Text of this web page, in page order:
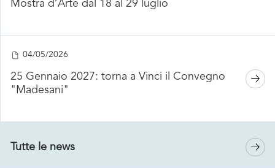
Mostra d’Arte dal 18 al 29 luglio
04/05/2026
25 Gennaio 2027: torna a Vinci il Convegno
"Madesani"
Tutte le news